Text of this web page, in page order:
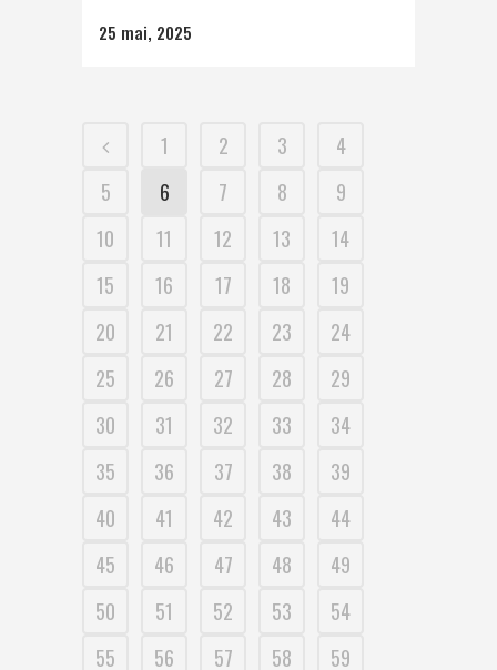
25 mai, 2025
1 2 3
4
5
6 7 8
9
10
11 12 13
14
15
16 17 18
19
20
21 22 23
24
25
26 27 28
29
30
31 32 33
34
35
36 37 38
39
40
41 42 43
44
45
46 47 48
49
50
51 52 53
54
55
56 57 58
59